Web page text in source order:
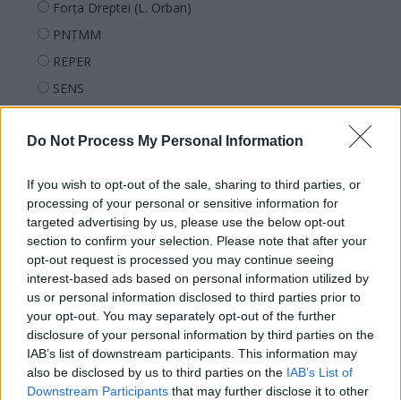
Do Not Process My Personal Information
If you wish to opt-out of the sale, sharing to third parties, or
processing of your personal or sensitive information for
targeted advertising by us, please use the below opt-out
section to confirm your selection. Please note that after your
opt-out request is processed you may continue seeing
interest-based ads based on personal information utilized by
us or personal information disclosed to third parties prior to
your opt-out. You may separately opt-out of the further
disclosure of your personal information by third parties on the
IAB’s list of downstream participants. This information may
also be disclosed by us to third parties on the IAB’s List of
Downstream Participants that may further disclose it to other
Forța Dreptei (L. Orban)
PNȚMM
REPER
SENS
POT (Gavrilă)
Acțiunea Conservatoare (Târziu)
PDF (Lazarus)
PUSL (D. Voiculescu)
PNȚCD (Pavelescu)
PNCR (Terheș)
Partidul Patrioților (Surugiu)
FAR (Coarnă)
România pe Primul Loc (Ponta)